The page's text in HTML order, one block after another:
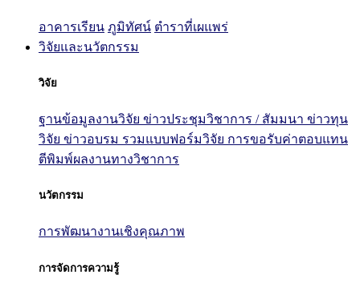
อาคารเรียน ภูมิทัศน์ ตำราที่เผแพร่
วิจัยและนวัตกรรม
วิจัย
ฐานข้อมูลงานวิจัย ข่าวประชุมวิชาการ / สัมมนา ข่าวทุน
วิจัย ข่าวอบรม รวมแบบฟอร์มวิจัย การขอรับค่าตอบแทน
ตีพิมพ์ผลงานทางวิชาการ
นวัตกรรม
การพัฒนางานเชิงคุณภาพ
การจัดการความรู้